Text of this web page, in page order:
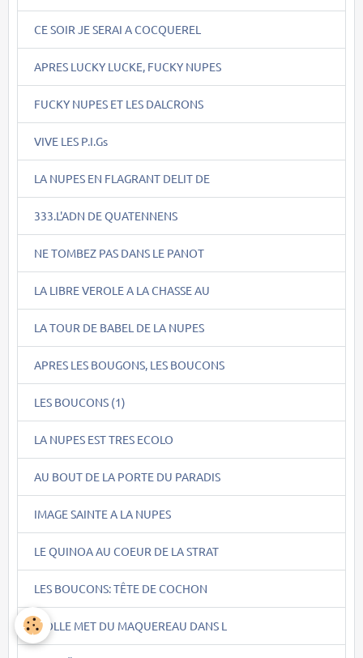
CE SOIR JE SERAI A COCQUEREL
APRES LUCKY LUCKE, FUCKY NUPES
FUCKY NUPES ET LES DALCRONS
VIVE LES P.I.Gs
LA NUPES EN FLAGRANT DELIT DE
333.L'ADN DE QUATENNENS
NE TOMBEZ PAS DANS LE PANOT
LA LIBRE VEROLE A LA CHASSE AU
LA TOUR DE BABEL DE LA NUPES
APRES LES BOUGONS, LES BOUCONS
LES BOUCONS (1)
LA NUPES EST TRES ECOLO
AU BOUT DE LA PORTE DU PARADIS
IMAGE SAINTE A LA NUPES
LE QUINOA AU COEUR DE LA STRAT
LES BOUCONS: TÊTE DE COCHON
PIOLLE MET DU MAQUEREAU DANS L